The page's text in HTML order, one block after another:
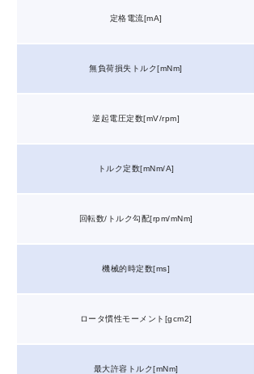
定格電流[mA]
無負荷損失トルク[mNm]
逆起電圧定数[mV/rpm]
トルク定数[mNm/A]
回転数/トルク勾配[rpm/mNm]
機械的時定数[ms]
ロータ慣性モーメント[gcm2]
最大許容トルク[mNm]